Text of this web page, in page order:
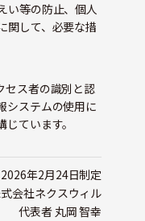
い等の防止、個人
関して、必要な措
セス者の識別と認
システムの使用に
ています。
2026年2月24日制定
会社ネクスウィル
代表者 丸岡 智幸